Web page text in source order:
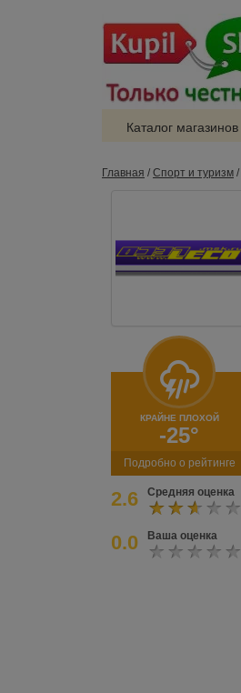
Каталог магазинов
Главная / Спорт и туризм /
КРАЙНЕ ПЛОХОЙ
-25°
Подробно о рейтинге
2.6 Средняя оценка
0.0 Ваша оценка